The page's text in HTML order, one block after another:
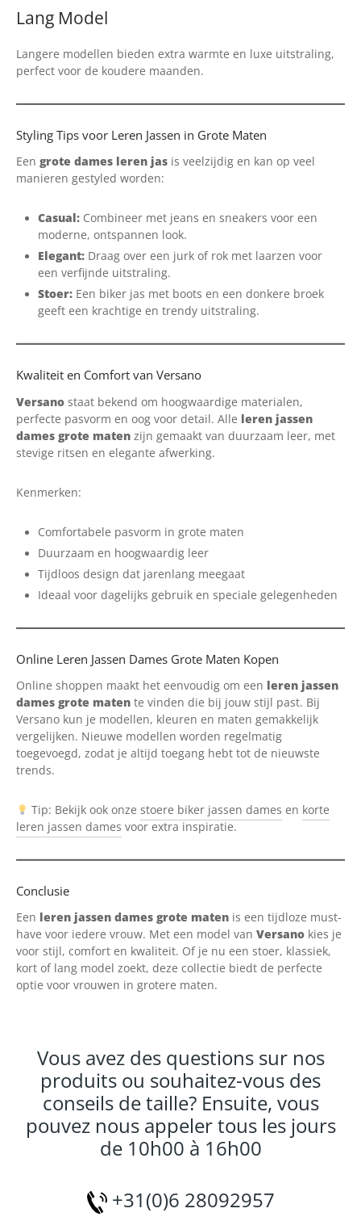
Lang Model
Langere modellen bieden extra warmte en luxe uitstraling,
perfect voor de koudere maanden.
Styling Tips voor Leren Jassen in Grote Maten
Een grote dames leren jas is veelzijdig en kan op veel
manieren gestyled worden:
Casual:Combineer met jeans en sneakers voor een
moderne, ontspannen look.
Elegant:Draag over een jurk of rok met laarzen voor
een verfijnde uitstraling.
Stoer:Een biker jas met boots en een donkere broek
geeft een krachtige en trendy uitstraling.
Kwaliteit en Comfort van Versano
Versano staat bekend om hoogwaardige materialen,
perfecte pasvorm en oog voor detail. Alle leren jassen
dames grote maten zijn gemaakt van duurzaam leer, met
stevige ritsen en elegante afwerking.
Kenmerken:
Comfortabele pasvorm in grote maten
Duurzaam en hoogwaardig leer
Tijdloos design dat jarenlang meegaat
Ideaal voor dagelijks gebruik en speciale gelegenheden
Online Leren Jassen Dames Grote Maten Kopen
Online shoppen maakt het eenvoudig om een leren jassen
dames grote maten te vinden die bij jouw stijl past. Bij
Versano kun je modellen, kleuren en maten gemakkelijk
vergelijken. Nieuwe modellen worden regelmatig
toegevoegd, zodat je altijd toegang hebt tot de nieuwste
trends.
Tip: Bekijk ook onzestoere biker jassen dames en korte
leren jassen dames voor extra inspiratie.
Conclusie
Een leren jassen dames grote maten is een tijdloze must-
have voor iedere vrouw. Met een model van Versano kies je
voor stijl, comfort en kwaliteit. Of je nu een stoer, klassiek,
kort of lang model zoekt, deze collectie biedt de perfecte
optie voor vrouwen in grotere maten.
Vous avez des questions sur nos
produits ou souhaitez-vous des
conseils de taille? Ensuite, vous
pouvez nous appeler tous les jours
de 10h00 à 16h00
+31(0)6 28092957